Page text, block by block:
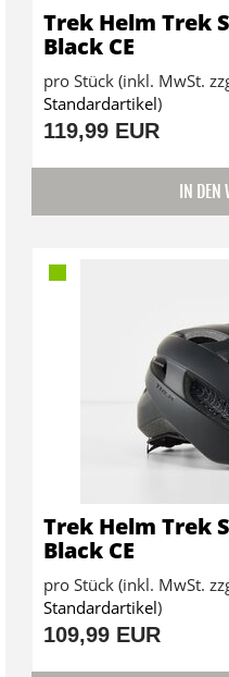
Trek Helm Trek
Black CE
pro Stück (inkl. MwSt.
Standardartikel)
119,99 EUR
IN
Trek Helm Trek
Black CE
pro Stück (inkl. MwSt.
Standardartikel)
109,99 EUR